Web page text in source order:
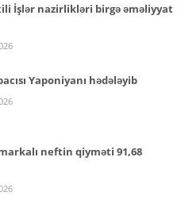
İşlər nazirlikləri birgə əməliyyat
Yaponiyanı hədələyib
neftin qiyməti 91,68